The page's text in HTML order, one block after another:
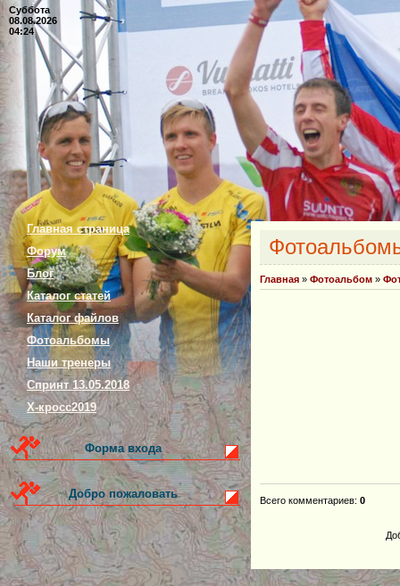
Суббота
08.08.2026
04:24
Главная страница
Форум
Блог
Каталог статей
Каталог файлов
Фотоальбомы
Наши тренеры
Спринт 13.05.2018
Х-кросс2019
Форма входа
Добро пожаловать
Главная » Фотоальбом »
Всего комментариев: 0